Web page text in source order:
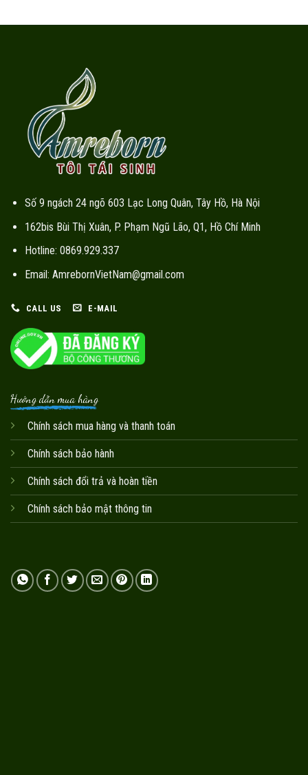
Số 9 ngách 24 ngõ 603 Lạc Long Quân, Tây Hồ, Hà Nội
162bis Bùi Thị Xuân, P. Phạm Ngũ Lão, Q1, Hồ Chí Minh
Hotline: 0869.929.337
Email: AmrebornVietNam@gmail.com
CALL US E-MAIL
Hướng dẫn mua hàng
Chính sách mua hàng và thanh toán
Chính sách bảo hành
Chính sách đổi trả và hoàn tiền
Chính sách bảo mật thông tin